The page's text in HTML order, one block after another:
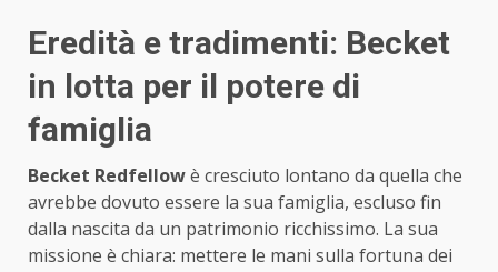
Eredità e tradimenti: Becket
in lotta per il potere di
famiglia
Becket Redfellowè cresciuto lontano da quella che
avrebbe dovuto essere la sua famiglia, escluso fin
dalla nascita da un patrimonio ricchissimo. La sua
missione è chiara: mettere le mani sulla fortuna dei